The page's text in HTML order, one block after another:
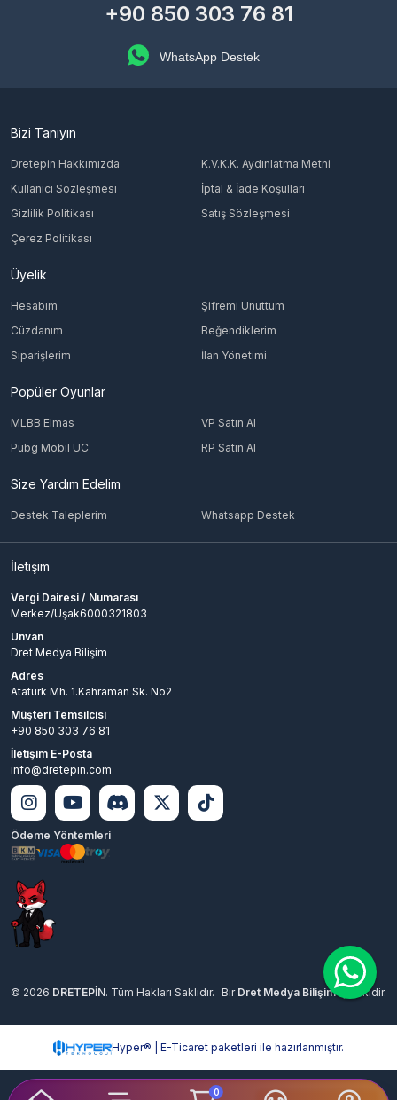
0
+90 850 303 76 81
WhatsApp Destek
Bizi Tanıyın
Dretepin Hakkımızda
K.V.K.K. Aydınlatma Metni
Kullanıcı Sözleşmesi
İptal & İade Koşulları
Gizlilik Politikası
Satış Sözleşmesi
Çerez Politikası
Üyelik
Hesabım
Şifremi Unuttum
Cüzdanım
Beğendiklerim
Siparişlerim
İlan Yönetimi
Popüler Oyunlar
MLBB Elmas
VP Satın Al
Pubg Mobil UC
RP Satın Al
Size Yardım Edelim
Destek Taleplerim Whatsapp Destek
İletişim
Vergi Dairesi / Numarası
Merkez/Uşak6000321803
Unvan
Dret Medya Bilişim
Adres
Atatürk Mh. 1.Kahraman Sk. No2
Müşteri Temsilcisi
+90 850 303 76 81
İletişim E-Posta
info@dretepin.com
Ödeme Yöntemleri
© 2026 DRETEPİN. Tüm Hakları Saklıdır. Bir Dret Medya Bilişimİştirakidir.
Hyper® | E-Ticaret paketleri ile hazırlanmıştır.